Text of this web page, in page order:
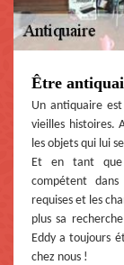
Être
Un antiquaire
vieilles histoires.
les objets qui lui
Et en tant que
compétent
requises et les
plus sa
Eddy a toujours
chez nous !